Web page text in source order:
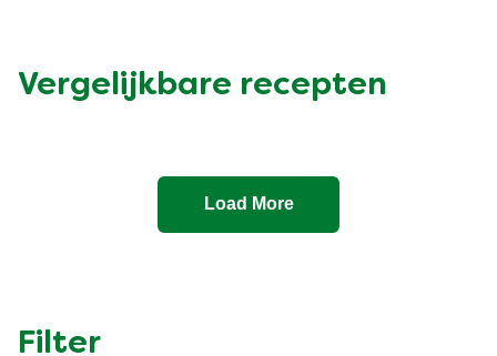
Vergelijkbare recepten
Load More
Filter